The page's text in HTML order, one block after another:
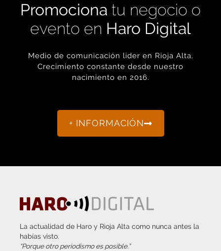
Promociona tu negocio o
evento en Haro Digital
Medio de comunicación líder en Rioja Alta.
Crecimiento constante desde nuestro
nacimiento en 2016.
+ INFORMACIÓN
La actualidad de Haro y Rioja Alta como nunca antes la
habías visto.
“Porque otro periodismo es posible.”